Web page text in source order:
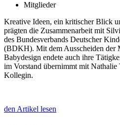
Mitglieder
Kreative Ideen, ein kritischer Blick
prägten die Zusammenarbeit mit
des Bundesverbands Deutscher
(BDKH). Mit dem Ausscheiden der
Babydesign endete auch ihre
im Vorstand übernimmt mit Nathalie
Kollegin.
den Artikel lesen